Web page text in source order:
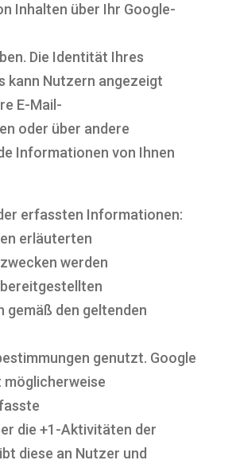
Inhalten über Ihr Google-
Die Identität Ihres
kann Nutzern angezeigt
E-Mail-
oder über andere
Informationen von Ihnen
erfassten Informationen:
erläuterten
werden
gemäß den geltenden
genutzt. Google
die +1-Aktivitäten der
diese an Nutzer und